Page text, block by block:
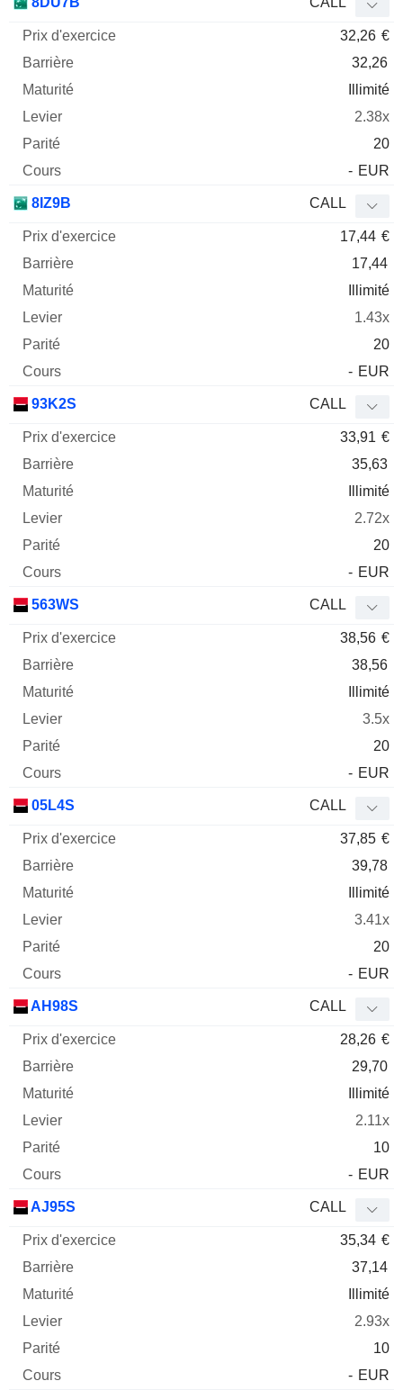
32,26 €
32,26
Illimité
2.38x
20
- EUR
8IZ9B CALL
17,44 €
17,44
Illimité
1.43x
20
- EUR
93K2S CALL
33,91 €
35,63
Illimité
2.72x
20
- EUR
563WS CALL
38,56 €
38,56
Illimité
3.5x
20
- EUR
05L4S CALL
37,85 €
39,78
Illimité
3.41x
20
- EUR
AH98S CALL
28,26 €
29,70
Illimité
2.11x
10
- EUR
AJ95S CALL
35,34 €
37,14
Illimité
2.93x
10
- EUR